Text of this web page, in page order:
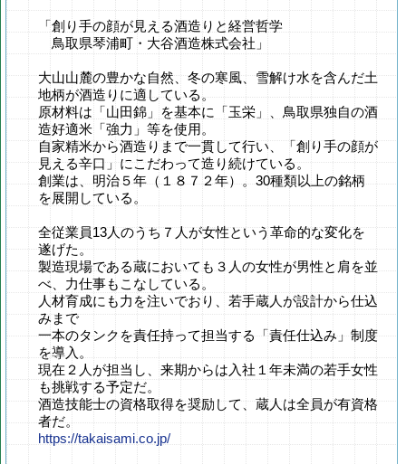
「創り手の顔が見える酒造りと経営哲学
鳥取県琴浦町・大谷酒造株式会社」
大山山麓の豊かな自然、冬の寒風、雪解け水を含んだ土
地柄が酒造りに適している。
原材料は「山田錦」を基本に「玉栄」、鳥取県独自の酒
造好適米「強力」等を使用。
自家精米から酒造りまで一貫して行い、「創り手の顔が
見える辛口」にこだわって造り続けている。
創業は、明治５年（１８７２年）。30種類以上の銘柄
を展開している。
全従業員13人のうち７人が女性という革命的な変化を
遂げた。
製造現場である蔵においても３人の女性が男性と肩を並
べ、力仕事もこなしている。
人材育成にも力を注いでおり、若手蔵人が設計から仕込
みまで
一本のタンクを責任持って担当する「責任仕込み」制度
を導入。
現在２人が担当し、来期からは入社１年未満の若手女性
も挑戦する予定だ。
酒造技能士の資格取得を奨励して、蔵人は全員が有資格
者だ。
https://takaisami.co.jp/